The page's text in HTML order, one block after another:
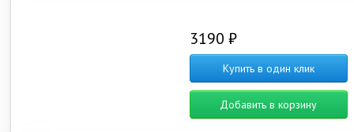
3190 ₽
Купить в один клик
Добавить в корзину